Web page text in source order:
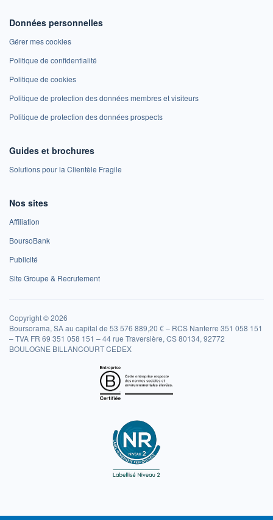
Données personnelles
Gérer mes cookies
Politique de confidentialité
Politique de cookies
Politique de protection des données membres et visiteurs
Politique de protection des données prospects
Guides et brochures
Solutions pour la Clientèle Fragile
Nos sites
Affiliation
BoursoBank
Publicité
Site Groupe & Recrutement
Copyright © 2026
Boursorama, SA au capital de 53 576 889,20 € – RCS Nanterre 351 058 151
– TVA FR 69 351 058 151 – 44 rue Traversière, CS 80134, 92772
BOULOGNE BILLANCOURT CEDEX